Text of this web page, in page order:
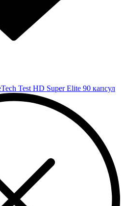
Test HD Super Elite 90 капсул